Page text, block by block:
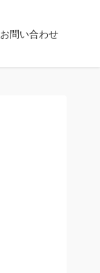
お問い合わせ